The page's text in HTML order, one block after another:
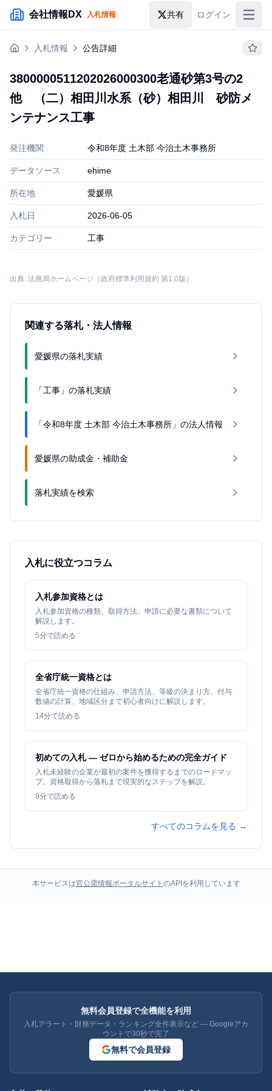
メインコンテンツにスキップ
会社情報DX 入札情報 共有 ログイン
入札情報
助成金・補助金
企業検索
入札情報 公告詳細
3800000511202026000300老通砂第3号の2
他 （二）相田川水系（砂）相田川 砂防メ
ンテナンス工事
発注機関 令和8年度 土木部 今治土木事務所
データソース ehime
所在地 愛媛県
入札日 2026-06-05
カテゴリー 工事
出典: 法務局ホームページ（政府標準利用規約 第1.0版）
関連する落札・法人情報
愛媛県の落札実績
「工事」の落札実績
「令和8年度 土木部 今治土木事務所」の法人情報
愛媛県の助成金・補助金
落札実績を検索
入札に役立つコラム
入札参加資格とは
入札参加資格の種類、取得方法、申請に必要な書類について
解説します。
5分で読める
全省庁統一資格とは
全省庁統一資格の仕組み、申請方法、等級の決まり方、付与
数値の計算、地域区分まで初心者向けに解説します。
14分で読める
初めての入札 — ゼロから始めるための完全ガイド
入札未経験の企業が最初の案件を獲得するまでのロードマッ
プ。資格取得から落札まで現実的なステップを解説。
9分で読める
すべてのコラムを見る →
本サービスは官公需情報ポータルサイト のAPIを利用しています
無料会員登録で全機能を利用
入札アラート・財務データ・ランキング全件表示など — Googleアカ
ウントで30秒で完了
無料で会員登録